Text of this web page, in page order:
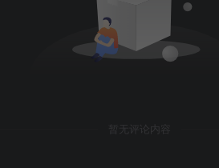
暂无评论内容